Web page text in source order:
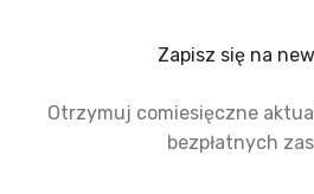
Zapisz się na
Otrzymuj comiesięczne
bezpłatnych